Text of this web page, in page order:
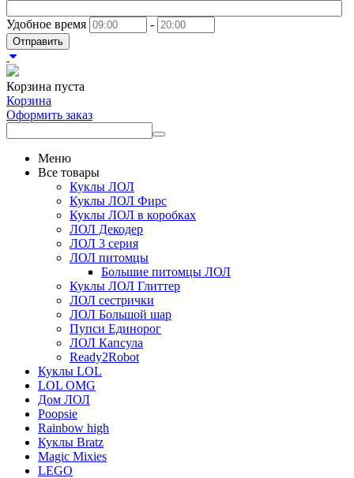
Удобное время -
Отправить
Корзина пуста
Корзина
Оформить заказ
Меню
Все товары
Куклы ЛОЛ
Куклы ЛОЛ Фирс
Куклы ЛОЛ в коробках
ЛОЛ Декодер
ЛОЛ 3 серия
ЛОЛ питомцы
Большие питомцы ЛОЛ
Куклы ЛОЛ Глиттер
ЛОЛ сестрички
ЛОЛ Большой шар
Пупси Единорог
ЛОЛ Капсула
Ready2Robot
Куклы LOL
LOL OMG
Дом ЛОЛ
Poopsie
Rainbow high
Куклы Bratz
Magic Mixies
LEGO